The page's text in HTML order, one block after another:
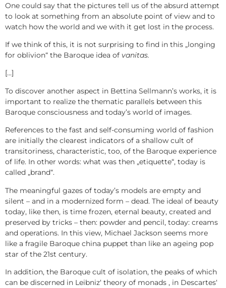
One could say that the pictures tell us of the absurd attempt
to look at something from an absolute point of view and to
watch how the world and we with it get lost in the process.
If we think of this, it is not surprising to find in this „longing
for oblivion“ the Baroque idea of vanitas.
[…]
To discover another aspect in Bettina Sellmann’s works, it is
important to realize the thematic parallels between this
Baroque consciousness and today’s world of images.
References to the fast and self-consuming world of fashion
are initially the clearest indicators of a shallow cult of
transitoriness, characteristic, too, of the Baroque experience
of life. In other words: what was then „etiquette“, today is
called „brand“.
The meaningful gazes of today’s models are empty and
silent – and in a modernized form – dead. The ideal of beauty
today, like then, is time frozen, eternal beauty, created and
preserved by tricks – then: powder and pencil, today: creams
and operations. In this view, Michael Jackson seems more
like a fragile Baroque china puppet than like an ageing pop
star of the 21st century.
In addition, the Baroque cult of isolation, the peaks of which
can be discerned in Leibniz‘ theory of monads , in Descartes‘